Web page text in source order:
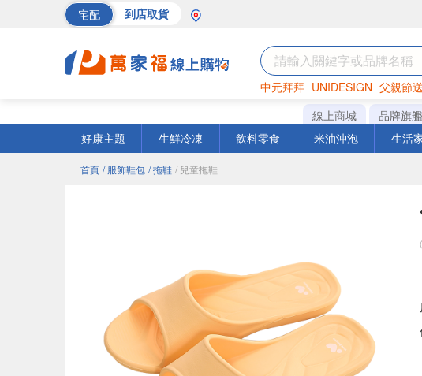
宅配 到店取貨
中元拜拜 UNIDESIGN 父親節
罐頭 海苔 洋芋片
線上商城 品牌旗
好康主題
生鮮冷凍 飲料零食 米油沖泡 生活
首頁 / 服飾鞋包 / 拖鞋 / 兒童拖鞋